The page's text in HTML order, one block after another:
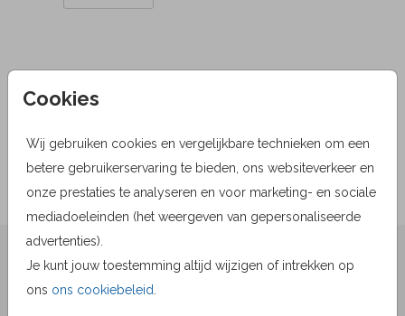
Cookies
Wij gebruiken cookies en vergelijkbare technieken om een
betere gebruikerservaring te bieden, ons websiteverkeer en
onze prestaties te analyseren en voor marketing- en sociale
mediadoeleinden (het weergeven van gepersonaliseerde
advertenties).
Je kunt jouw toestemming altijd wijzigen of intrekken op
ons ons cookiebeleid
antiek goud 22 x 11
Prijs:0,69 per 1
★★★★☆ Beoordelingen
9.1van1519beoordelingen